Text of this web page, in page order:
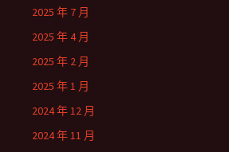
2025 年 7 月
2025 年 4 月
2025 年 2 月
2025 年 1 月
2024 年 12 月
2024 年 11 月